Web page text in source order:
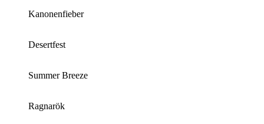
Kanonenfieber
Desertfest
Summer Breeze
Ragnarök